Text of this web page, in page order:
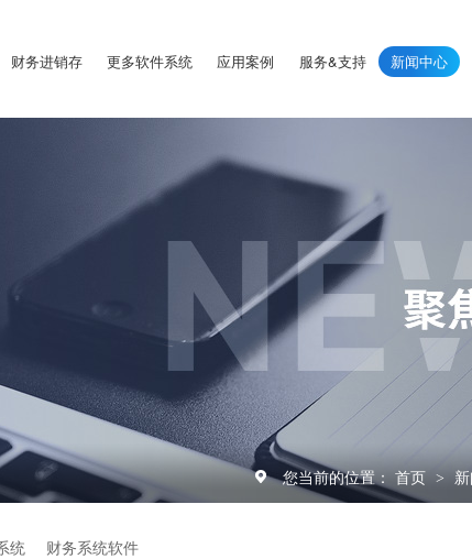
财务进销存 更多软件系统 应用案例 服务&支持 新闻中心
您当前的位置： 首页 >
统 财务系统软件